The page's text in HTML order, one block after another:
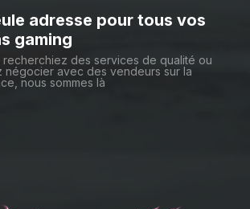
adresse pour tous vos
gaming
recherchiez des services de qualité ou
négocier avec des vendeurs sur la
nous sommes là